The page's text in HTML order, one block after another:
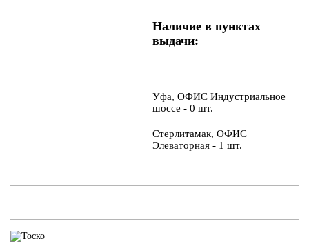
Наличие в пунктах
выдачи:
Уфа, ОФИС Индустриальное
шоссе - 0 шт.
Стерлитамак, ОФИС
Элеваторная - 1 шт.